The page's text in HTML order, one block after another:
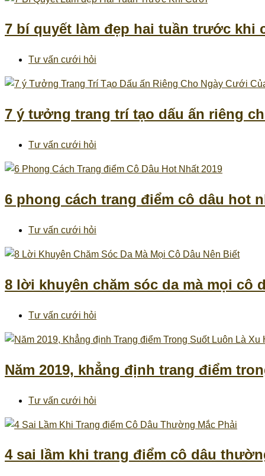
7 bí quyết làm đẹp hai tuần trước khi
Tư vấn cưới hỏi
7 ý tưởng trang trí tạo dấu ấn riêng
Tư vấn cưới hỏi
6 phong cách trang điểm cô dâu hot
Tư vấn cưới hỏi
8 lời khuyên chăm sóc da mà mọi cô
Tư vấn cưới hỏi
Năm 2019, khẳng định trang điểm
Tư vấn cưới hỏi
4 sai lầm khi trang điểm cô dâu